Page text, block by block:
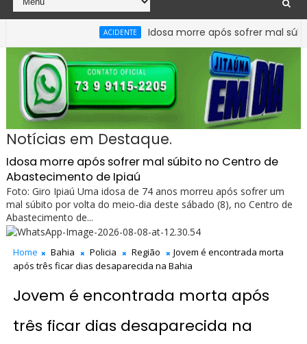
Idosa morre após sofrer mal súbito no
carro e caminhão na BR-330, no trecho do entroncamento
Notícias em Destaque.
Idosa morre após sofrer mal súbito no Centro de
Abastecimento de Ipiaú
Foto: Giro Ipiaú Uma idosa de 74 anos morreu após sofrer um
mal súbito por volta do meio-dia deste sábado (8), no Centro de
Abastecimento de...
Home Bahia Policia Região
Jovem é encontrada morta
após três ficar dias desaparecida na Bahia
Jovem é encontrada morta após
três ficar dias desaparecida na